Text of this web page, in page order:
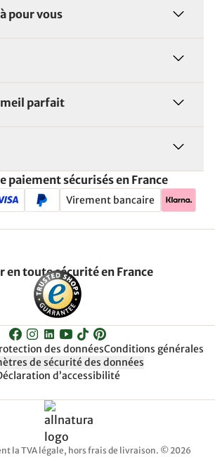
pour vous
parfait
paiement sécurisés en France
Virement bancaire
en toute sécurité en France
des donnéesConditions générales
de sécurité des données
d’accessibilité
la TVA légale, hors frais de livraison. © 2026